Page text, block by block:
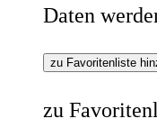
Daten
zu Favoritenliste
zu